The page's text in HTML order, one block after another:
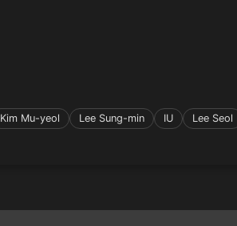
Kim Mu-yeol Lee Sung-min IU Lee Seol